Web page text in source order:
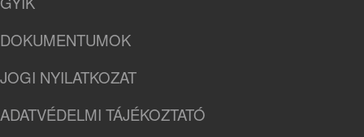
DOKUMENTUMOK
JOGI NYILATKOZAT
ADATVÉDELMI TÁJÉKOZTATÓ